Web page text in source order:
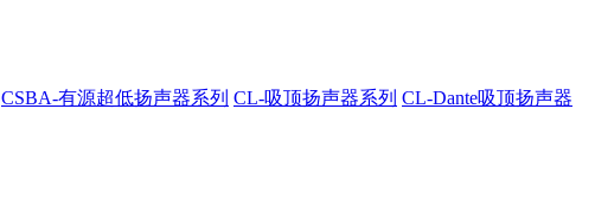
CSBA-有源超低扬声器系列 CL-吸顶扬声器系列 CL-Dante吸顶扬声器